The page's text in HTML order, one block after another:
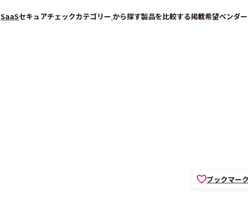
SaaSセキュアチェックカテゴリー から探す製品を比較する掲載希望ベンダ
ブックマー